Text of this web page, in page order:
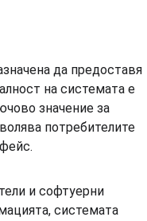
да предоставя
на системата е
значение за
потребителите
и софтуерни
системата